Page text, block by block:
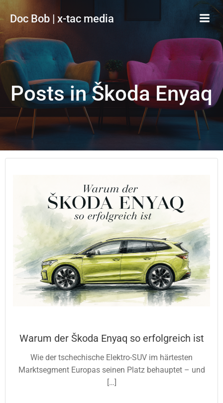
Inhalt
Doc Bob | x-tac media
Posts in Škoda Enyaq
Warum der Škoda Enyaq so erfolgreich ist
Wie der tschechische Elektro-SUV im härtesten
Marktsegment Europas seinen Platz behauptet – und
[…]